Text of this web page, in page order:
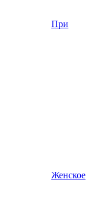
При
Женское